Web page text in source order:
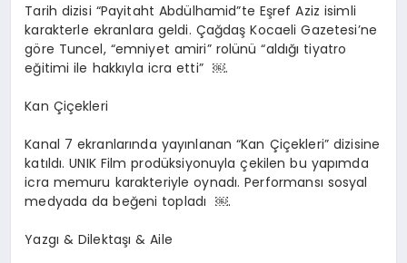
Tarih dizisi “Payitaht Abdülhamid”te Eşref Aziz isimli
karakterle ekranlara geldi. Çağdaş Kocaeli Gazetesi’ne
göre Tuncel, “emniyet amiri” rolünü “aldığı tiyatro
eğitimi ile hakkıyla icra etti” ￼.
Kan Çiçekleri
Kanal 7 ekranlarında yayınlanan “Kan Çiçekleri” dizisine
katıldı. UNIK Film prodüksiyonuyla çekilen bu yapımda
icra memuru karakteriyle oynadı. Performansı sosyal
medyada da beğeni topladı￼.
Yazgı & Dilektaşı & Aile